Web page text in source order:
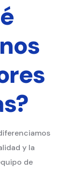
y la
de